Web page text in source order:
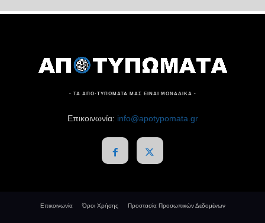
- ΤΑ ΑΠΟ-ΤΥΠΩΜΑΤΑ ΜΑΣ ΕΙΝΑΙ ΜΟΝΑΔΙΚΑ -
Επικοινωνία: info@apotypomata.gr
Επικοινωνία Όροι Χρήσης Προστασία Προσωπικών Δεδομένων